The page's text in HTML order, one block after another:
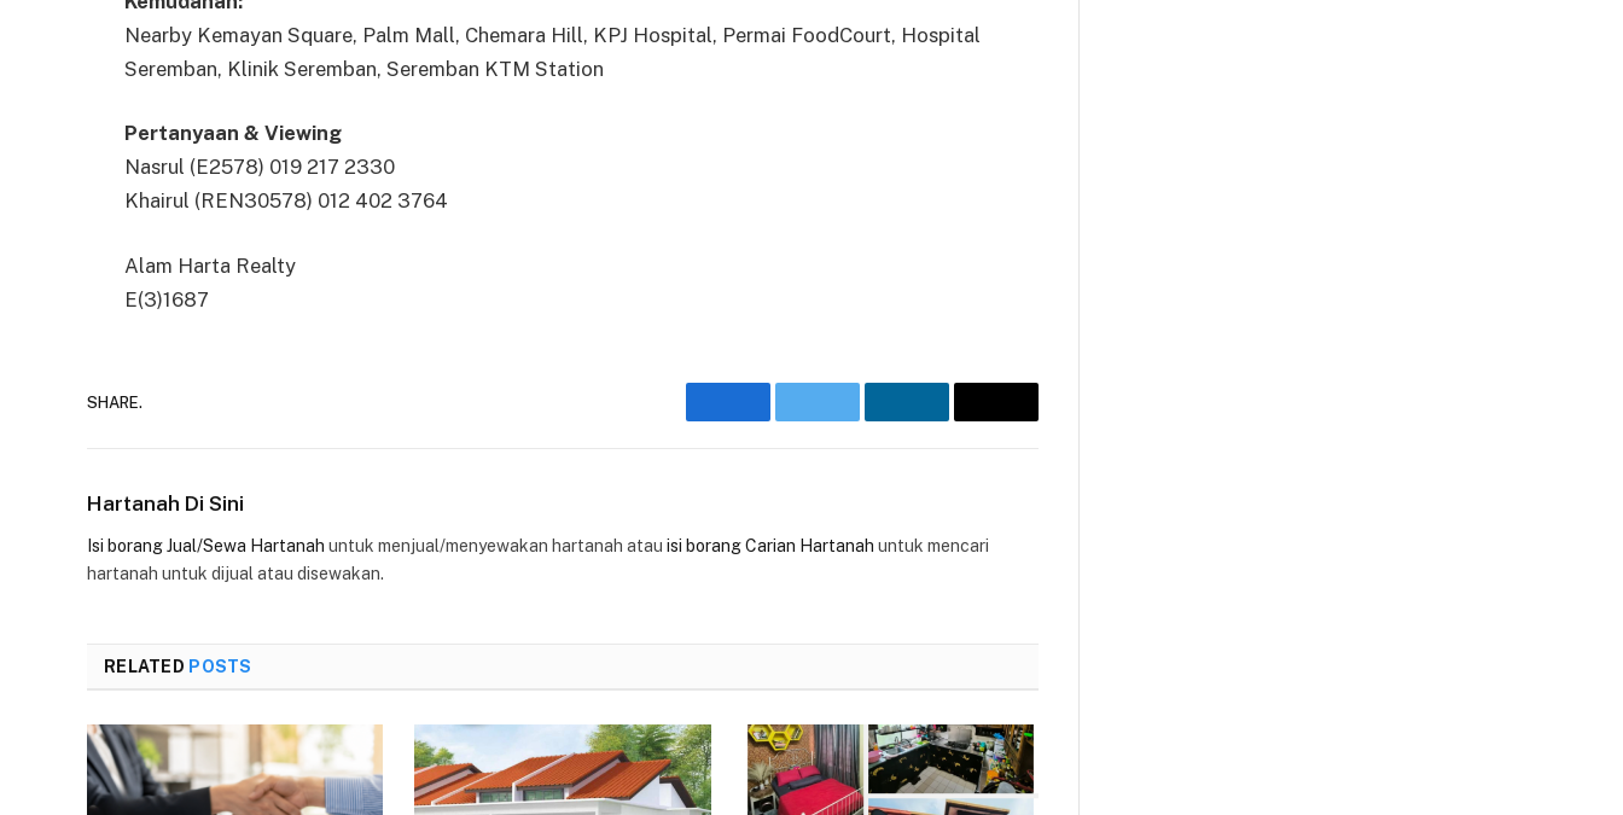
Nearby Kemayan Square, Palm Mall, Chemara Hill, KPJ Hospital, Permai FoodCourt, Hospital
Seremban, Klinik Seremban, Seremban KTM Station
Pertanyaan & Viewing
Nasrul (E2578) 019 217 2330
Khairul (REN30578) 012 402 3764
Alam Harta Realty
E(3)1687
SHARE.
FacebookTwitter LinkedInEmail
Hartanah Di Sini
Isi borang Jual/Sewa Hartanah untuk menjual/menyewakan hartanah atau isi borang Carian Hartanah untuk mencari
hartanah untuk dijual atau disewakan.
RELATED POSTS